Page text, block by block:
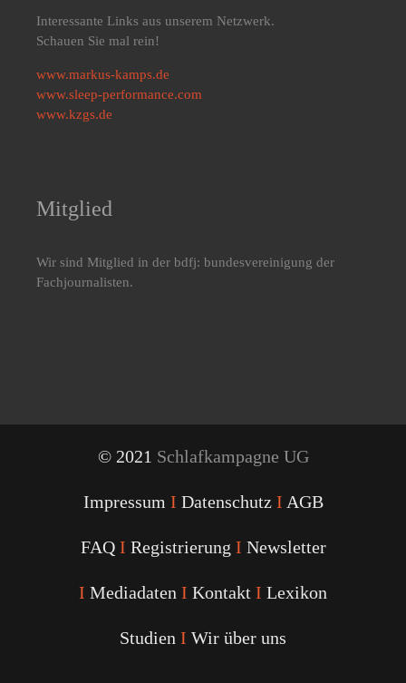
Interessante Links aus unserem Netzwerk.
Schauen Sie mal rein!
www.markus-kamps.de
www.sleep-performance.com
www.kzgs.de
Mitglied
Wir sind Mitglied in der bdfj: bundesvereinigung der
Fachjournalisten.
© 2021 Schlafkampagne UG
Impressum I Datenschutz I AGB
FAQ I Registrierung I Newsletter
I Mediadaten I Kontakt I Lexikon
Studien I Wir über uns